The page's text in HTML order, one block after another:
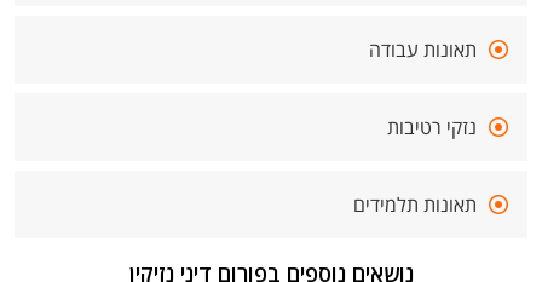
תאונות עבודה
נזקי רטיבות
תאונות תלמידים
נושאים נוספים בפורום דיני נזיקין